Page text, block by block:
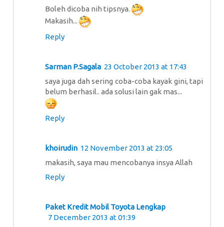
Boleh dicoba nih tipsnya.
Makasih...
Reply
Sarman P.Sagala 23 October 2013 at 17:43
saya juga dah sering coba-coba kayak gini, tapi
belum berhasil.. ada solusi lain gak mas...
Reply
khoirudin 12 November 2013 at 23:05
makasih, saya mau mencobanya insya Allah
Reply
Paket Kredit Mobil Toyota Lengkap
7 December 2013 at 01:39